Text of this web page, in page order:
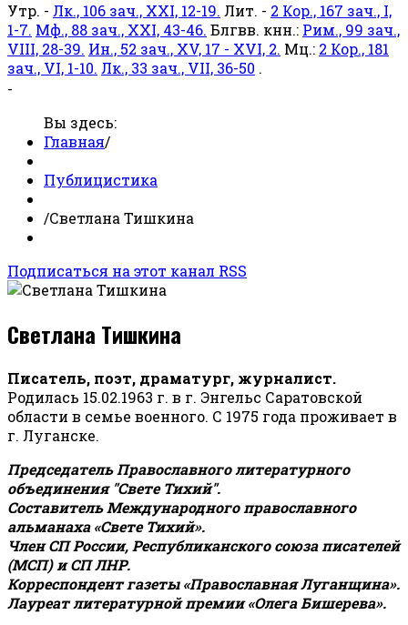
Утр. - Лк., 106 зач., XXI, 12-19. Лит. - 2 Кор., 167 зач., I,
1-7. Мф., 88 зач., XXI, 43-46. Блгвв. кнн.: Рим., 99 зач.,
VIII, 28-39. Ин., 52 зач., XV, 17 - XVI, 2. Мц.: 2 Кор., 181
зач., VI, 1-10. Лк., 33 зач., VII, 36-50 .
-
Вы здесь:
Главная/
Публицистика
/Светлана Тишкина
Подписаться на этот канал RSS
Светлана Тишкина
Писатель, поэт, драматург, журналист.
Родилась 15.02.1963 г. в г. Энгельс Саратовской
области в семье военного. С 1975 года проживает в
г. Луганске.
Председатель Православного литературного
объединения "Свете Тихий".
Составитель Международного православного
альманаха «Свете Тихий».
Член СП России, Республиканского союза писателей
(МСП) и СП ЛНР.
Корреспондент газеты «Православная Луганщина».
Лауреат литературной премии «Олега Бишерева».